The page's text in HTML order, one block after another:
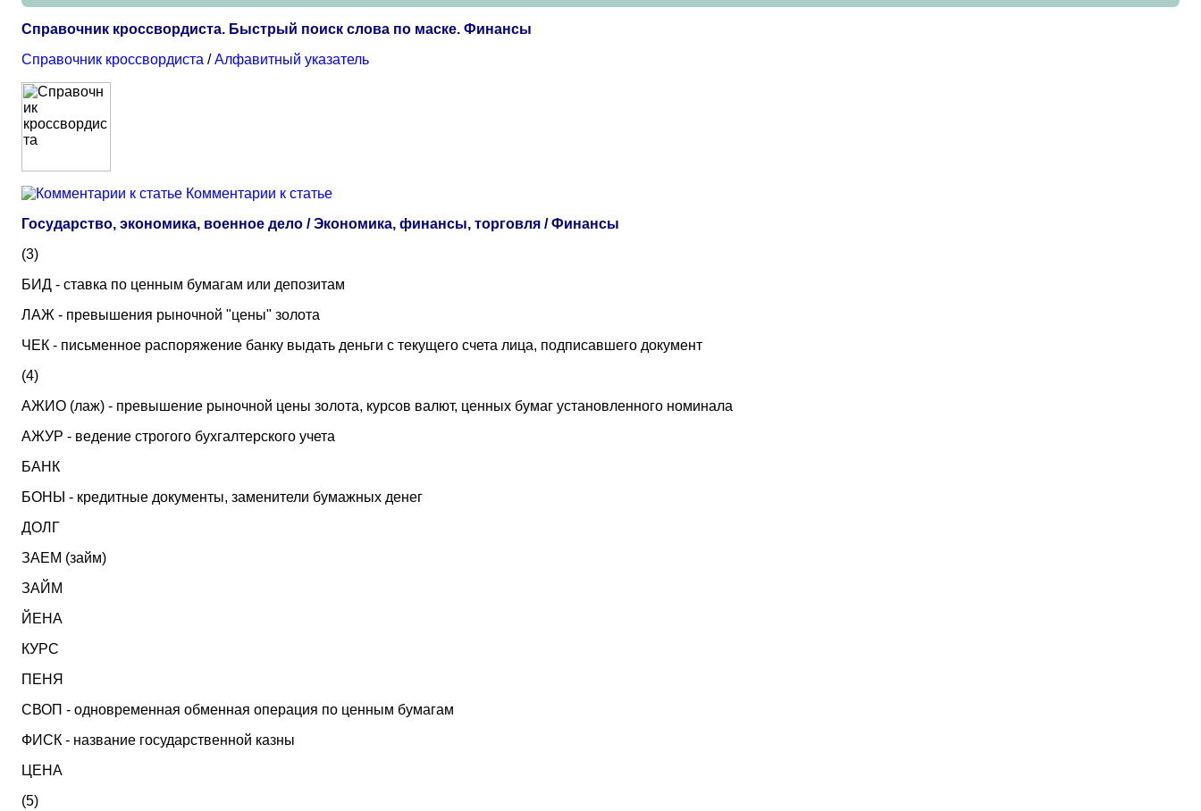
Справочник кроссвордиста. Быстрый поиск слова по маске. Финансы
Справочник кроссвордиста /Алфавитный указатель
Комментарии к статье
Государство, экономика, военное дело / Экономика, финансы, торговля / Финансы
(3)
БИД - ставка по ценным бумагам или депозитам
ЛАЖ - превышения рыночной "цены" золота
ЧЕК - письменное распоряжение банку выдать деньги с текущего счета лица, подписавшего документ
(4)
АЖИО (лаж) - превышение рыночной цены золота, курсов валют, ценных бумаг установленного номинала
АЖУР - ведение строгого бухгалтерского учета
БАНК
БОНЫ - кредитные документы, заменители бумажных денег
ДОЛГ
ЗАЕМ (займ)
ЗАЙМ
ЙЕНА
КУРС
ПЕНЯ
СВОП - одновременная обменная операция по ценным бумагам
ФИСК - название государственной казны
ЦЕНА
(5)